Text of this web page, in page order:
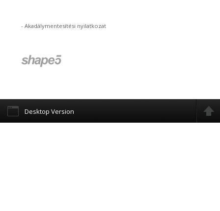
-Akadálymentesítési nyilatkozat
Desktop Version